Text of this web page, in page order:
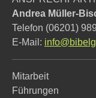
Andrea Müller-
Telefon (06201)
E-Mail:
Mitarbeit
Führungen